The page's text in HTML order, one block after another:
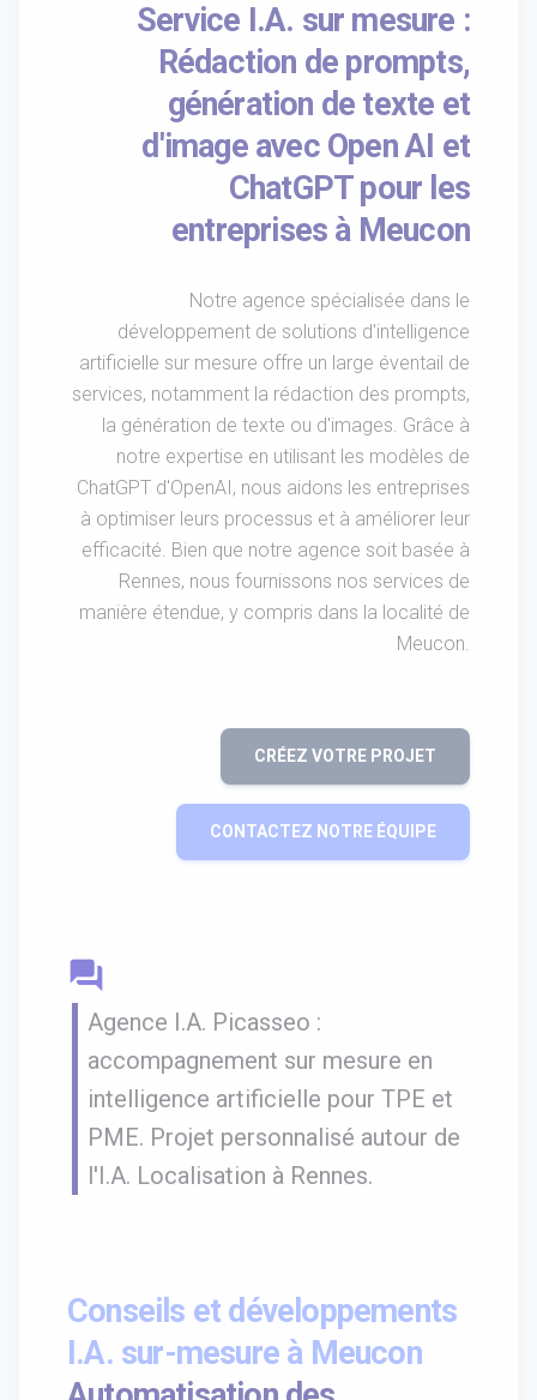
Service I.A. sur mesure :
Rédaction de prompts,
génération de texte et
d'image avec Open AI et
ChatGPT pour les
entreprises à Meucon
Notre agence spécialisée dans le
développement de solutions d'intelligence
artificielle sur mesure offre un large éventail de
services, notamment la rédaction des prompts,
la génération de texte ou d'images. Grâce à
notre expertise en utilisant les modèles de
ChatGPT d'OpenAI, nous aidons les entreprises
à optimiser leurs processus et à améliorer leur
efficacité. Bien que notre agence soit basée à
Rennes, nous fournissons nos services de
manière étendue, y compris dans la localité de
Meucon.
CRÉEZ VOTRE PROJET
CONTACTEZ NOTRE ÉQUIPE
question_answer
Agence I.A. Picasseo :
accompagnement sur mesure en
intelligence artificielle pour TPE et
PME. Projet personnalisé autour de
l'I.A. Localisation à Rennes.
Conseils et développements
I.A. sur-mesure à Meucon